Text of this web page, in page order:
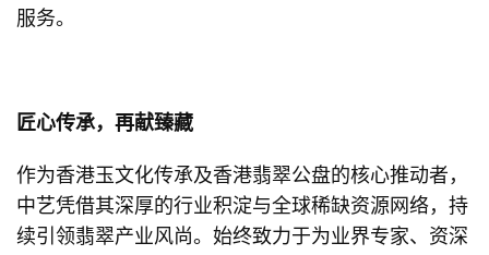
服务。
匠心传承，再献臻藏
作为香港玉文化传承及香港翡翠公盘的核心推动者，
中艺凭借其深厚的行业积淀与全球稀缺资源网络，持
续引领翡翠产业风尚。始终致力于为业界专家、资深